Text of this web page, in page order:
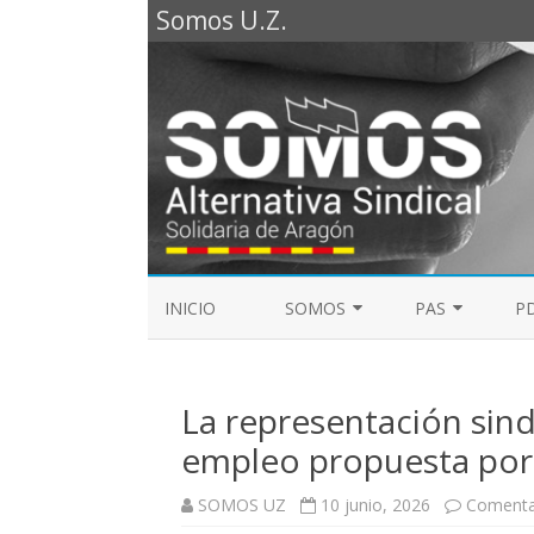
Somos U.Z.
INICIO SOMOS
REPRESENTANTES SOMOS PDI
ELECCIONES SINDICALES 2023
PAS
MESA DE PAS
La representación
empleo propuesta
SOMOS UZ 10 junio, 2026